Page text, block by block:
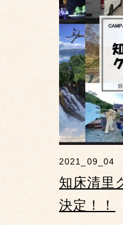
2021_09_04
知床清里
決定！！